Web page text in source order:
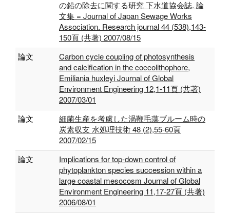
の鉛の除去に関する研究 下水道協会誌. 論
文集 = Journal of Japan Sewage Works
Association. Research journal 44 (538),143-
150頁 (共著) 2007/08/15
論文
Carbon cycle coupling of photosynthesis
and calcification in the coccolithophore,
Emiliania huxleyi Journal of Global
Environment Engineering 12,1-11頁 (共著)
2007/03/01
論文
細菌生産を考慮した渦鞭毛藻ブルーム時の
炭素収支 水処理技術 48 (2),55-60頁
2007/02/15
論文
Implications for top-down control of
phytoplankton species succession within a
large coastal mesocosm Journal of Global
Environment Engineering 11,17-27頁 (共著)
2006/08/01